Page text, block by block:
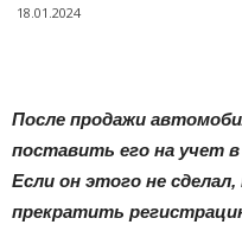
18.01.2024
После продажи
поставить его на учет
Если он этого не
прекратить